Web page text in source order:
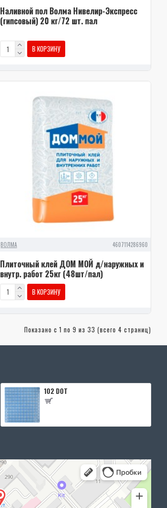
Наливной пол Волма Нивелир-Экспресс
(гипсовый) 20 кг/72 шт. пал
В КОРЗИНУ
ВОЛМА 4607114286960
Плиточный клей ДОМ МОЙ д/наружных и
внутр. работ 25кг (48шт/пал)
В КОРЗИНУ
Показано с 1 по 9 из 33 (всего 4 страниц)
102 DOT